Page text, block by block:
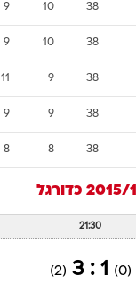
38
10
9
38
10
9
38
9
11
38
9
9
38
8
8
כדורגל
21:30
(0)
1 : 3
(2)